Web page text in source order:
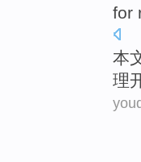
for
本
理